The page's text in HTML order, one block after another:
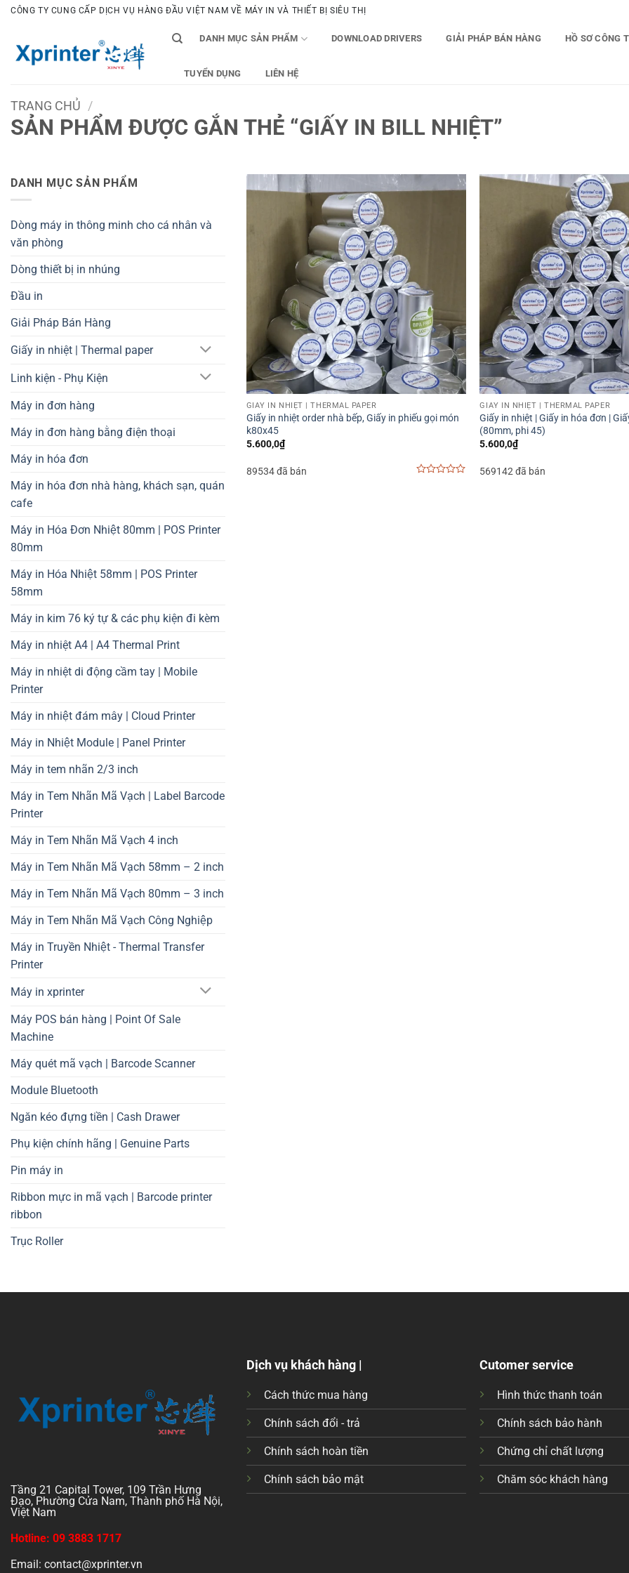
Bỏ
dung
CÔNG TY CUNG CẤP DỊCH VỤ HÀNG ĐẦU VIỆT NAM VỀ MÁY IN VÀ THIẾT BỊ SIÊU THỊ
DANH MỤC SẢN PHẨM DOWNLOAD DRIVERS GIẢI PHÁP BÁN HÀNG HỒ SƠ CÔNG
TUYỂN DỤNG LIÊN HỆ
TRANG CHỦ /
SẢN PHẨM ĐƯỢC GẮN THẺ “GIẤY IN BILL NHIỆT”
DANH MỤC SẢN PHẨM
Dòng máy in thông minh cho cá nhân và
văn phòng
Dòng thiết bị in nhúng
Đầu in
Giải Pháp Bán Hàng
Giấy in nhiệt | Thermal paper
Linh kiện - Phụ Kiện
Máy in đơn hàng
Máy in đơn hàng bằng điện thoại
Máy in hóa đơn
Máy in hóa đơn nhà hàng, khách sạn, quán
cafe
Máy in Hóa Đơn Nhiệt 80mm | POS Printer
80mm
Máy in Hóa Nhiệt 58mm | POS Printer
58mm
Máy in kim 76 ký tự & các phụ kiện đi kèm
Máy in nhiệt A4 | A4 Thermal Print
Máy in nhiệt di động cầm tay | Mobile
Printer
Máy in nhiệt đám mây | Cloud Printer
Máy in Nhiệt Module | Panel Printer
Máy in tem nhãn 2/3 inch
Máy in Tem Nhãn Mã Vạch | Label Barcode
Printer
Máy in Tem Nhãn Mã Vạch 4 inch
Máy in Tem Nhãn Mã Vạch 58mm – 2 inch
Máy in Tem Nhãn Mã Vạch 80mm – 3 inch
Máy in Tem Nhãn Mã Vạch Công Nghiệp
Máy in Truyền Nhiệt - Thermal Transfer
Printer
Máy in xprinter
Máy POS bán hàng | Point Of Sale
Machine
Máy quét mã vạch | Barcode Scanner
Module Bluetooth
Ngăn kéo đựng tiền | Cash Drawer
Phụ kiện chính hãng | Genuine Parts
Pin máy in
Ribbon mực in mã vạch | Barcode printer
ribbon
Trục Roller
GIẤY IN NHIỆT | THERMAL PAPER
Giấy in nhiệt order nhà bếp, Giấy in phiếu gọi món
k80x45
5.600,0₫
89534 đã bán
GIẤY IN NHIỆT | THERMAL PAPER
Giấy in nhiệt | Giấy in hóa đơn |
(80mm, phi 45)
5.600,0₫
569142 đã bán
Tầng 21 Capital Tower, 109 Trần Hưng
Đạo, Phường Cửa Nam, Thành phố Hà Nội,
Việt Nam
Hotline: 09 3883 1717
Email: contact@xprinter.vn
Dịch vụ khách hàng |
Cách thức mua hàng
Chính sách đổi - trả
Chính sách hoàn tiền
Chính sách bảo mật
Cutomer service
Hình thức thanh toán
Chính sách bảo hành
Chứng chỉ chất lượng
Chăm sóc khách hàng